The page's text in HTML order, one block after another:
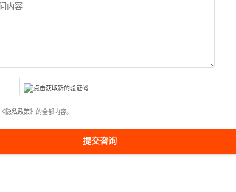
《隐私政策》 的全部内容。
提交咨询